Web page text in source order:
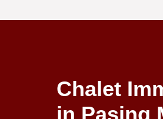
Chalet
in Pasing